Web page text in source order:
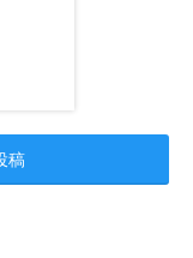
稿